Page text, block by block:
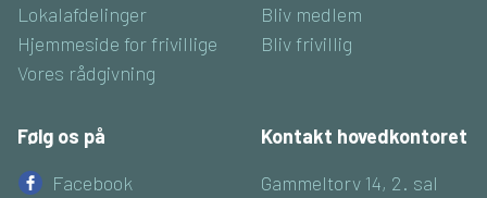
Lokalafdelinger
Hjemmeside for frivillige
Vores rådgivning
Bliv medlem
Bliv frivillig
Følg os på
Facebook
Kontakt hovedkontoret
Gammeltorv 14, 2. sal